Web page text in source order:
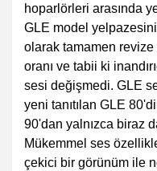
hoparlörleri arasında
GLE model
olarak tamamen
oranı ve tabii ki
sesi değişmedi. GLE
yeni tanıtılan GLE
90'dan yalnızca biraz
Mükemmel ses
çekici bir görünüm ile